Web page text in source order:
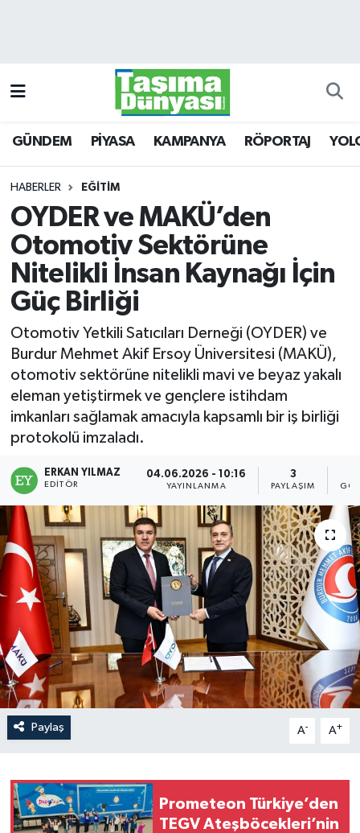
GÜNDEM PİYASA KAMPANYA RÖPORTAJ
HABERLER EĞİTİM
OYDER ve MAKÜ’den
Otomotiv Sektörüne
Nitelikli İnsan Kaynağı İçin
Güç Birliği
Otomotiv Yetkili Satıcıları Derneği (OYDER) ve
Burdur Mehmet Akif Ersoy Üniversitesi (MAKÜ),
otomotiv sektörüne nitelikli mavi ve beyaz yakalı
eleman yetiştirmek ve gençlere istihdam
imkanları sağlamak amacıyla kapsamlı bir iş birliği
protokolü imzaladı.
ERKAN YILMAZ
EDITÖR
04.06.2026 - 10:16
YAYINLANMA
3
PAYLAŞIM
Paylaş A- A+
Prometeon Türkiye’den
TEGV Ateşböcekleri’nin
KAMPANYA
RÖPORTAJ
YOLCU TAŞIMA
LOJİSTİK
E-GAZETE
TAŞITLAR
Trafik Durumu
Süper Lig Puan Durumu ve Fikstür
Tüm Manşetler
Son Dakika Haberleri
Haber Arşivi